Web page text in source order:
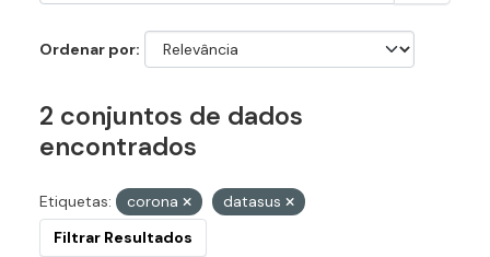
Ordenar por
2 conjuntos de dados
encontrados
Etiquetas: corona
datasus
Filtrar Resultados